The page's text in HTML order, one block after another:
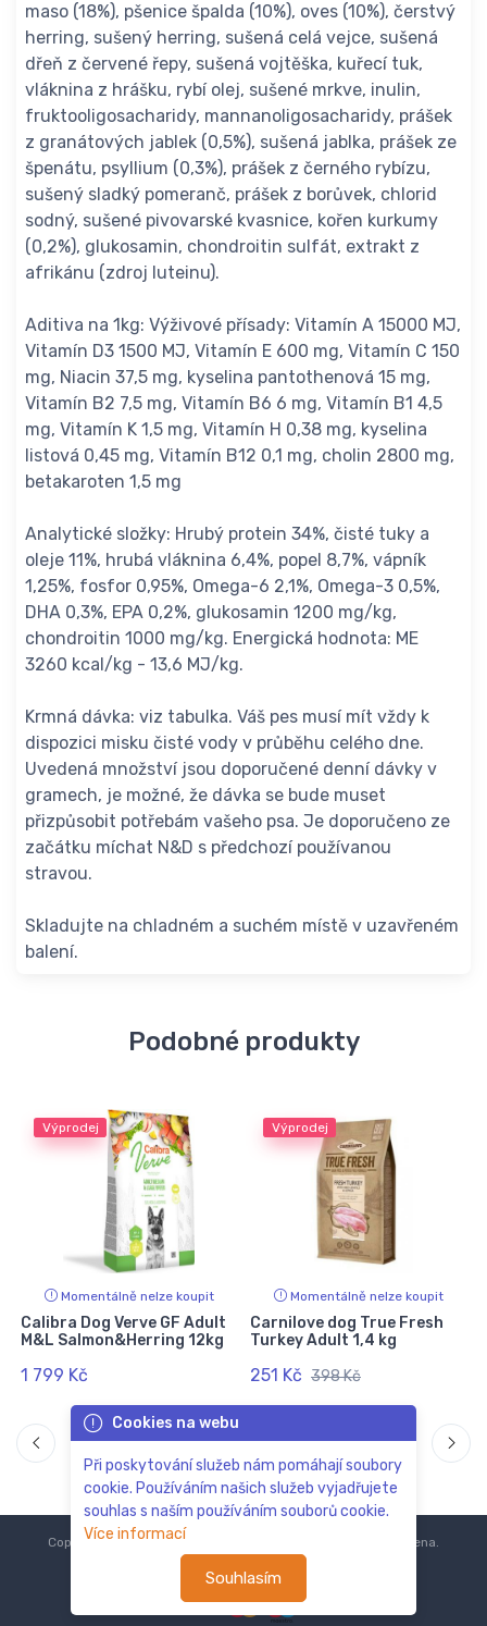
maso (18%), pšenice špalda (10%), oves (10%), čerstvý
herring, sušený herring, sušená celá vejce, sušená
dřeň z červené řepy, sušená vojtěška, kuřecí tuk,
vláknina z hrášku, rybí olej, sušené mrkve, inulin,
fruktooligosacharidy, mannanoligosacharidy, prášek
z granátových jablek (0,5%), sušená jablka, prášek ze
špenátu, psyllium (0,3%), prášek z černého rybízu,
sušený sladký pomeranč, prášek z borůvek, chlorid
sodný, sušené pivovarské kvasnice, kořen kurkumy
(0,2%), glukosamin, chondroitin sulfát, extrakt z
afrikánu (zdroj luteinu).
Aditiva na 1kg: Výživové přísady: Vitamín A 15000 MJ,
Vitamín D3 1500 MJ, Vitamín E 600 mg, Vitamín C 150
mg, Niacin 37,5 mg, kyselina pantothenová 15 mg,
Vitamín B2 7,5 mg, Vitamín B6 6 mg, Vitamín B1 4,5
mg, Vitamín K 1,5 mg, Vitamín H 0,38 mg, kyselina
listová 0,45 mg, Vitamín B12 0,1 mg, cholin 2800 mg,
betakaroten 1,5 mg
Analytické složky: Hrubý protein 34%, čisté tuky a
oleje 11%, hrubá vláknina 6,4%, popel 8,7%, vápník
1,25%, fosfor 0,95%, Omega-6 2,1%, Omega-3 0,5%,
DHA 0,3%, EPA 0,2%, glukosamin 1200 mg/kg,
chondroitin 1000 mg/kg. Energická hodnota: ME
3260 kcal/kg - 13,6 MJ/kg.
Krmná dávka: viz tabulka. Váš pes musí mít vždy k
dispozici misku čisté vody v průběhu celého dne.
Uvedená množství jsou doporučené denní dávky v
gramech, je možné, že dávka se bude muset
přizpůsobit potřebám vašeho psa. Je doporučeno ze
začátku míchat N&D s předchozí používanou
stravou.
Skladujte na chladném a suchém místě v uzavřeném
balení.
Podobné produkty
Výprodej
Momentálně nelze koupit
Calibra Dog Verve GF Adult
M&L Salmon&Herring 12kg
1 799 Kč
Výprodej
Momentálně nelze koupit
Carnilove dog True Fresh
Turkey Adult 1,4 kg
251 Kč 398 Kč
Cookies na webu
Při poskytování služeb nám pomáhají soubory
cookie. Používáním našich služeb vyjadřujete
souhlas s naším používáním souborů cookie.
Více informací
Souhlasím
Copyright © 2018-2024 Všechna práva vyhrazena.